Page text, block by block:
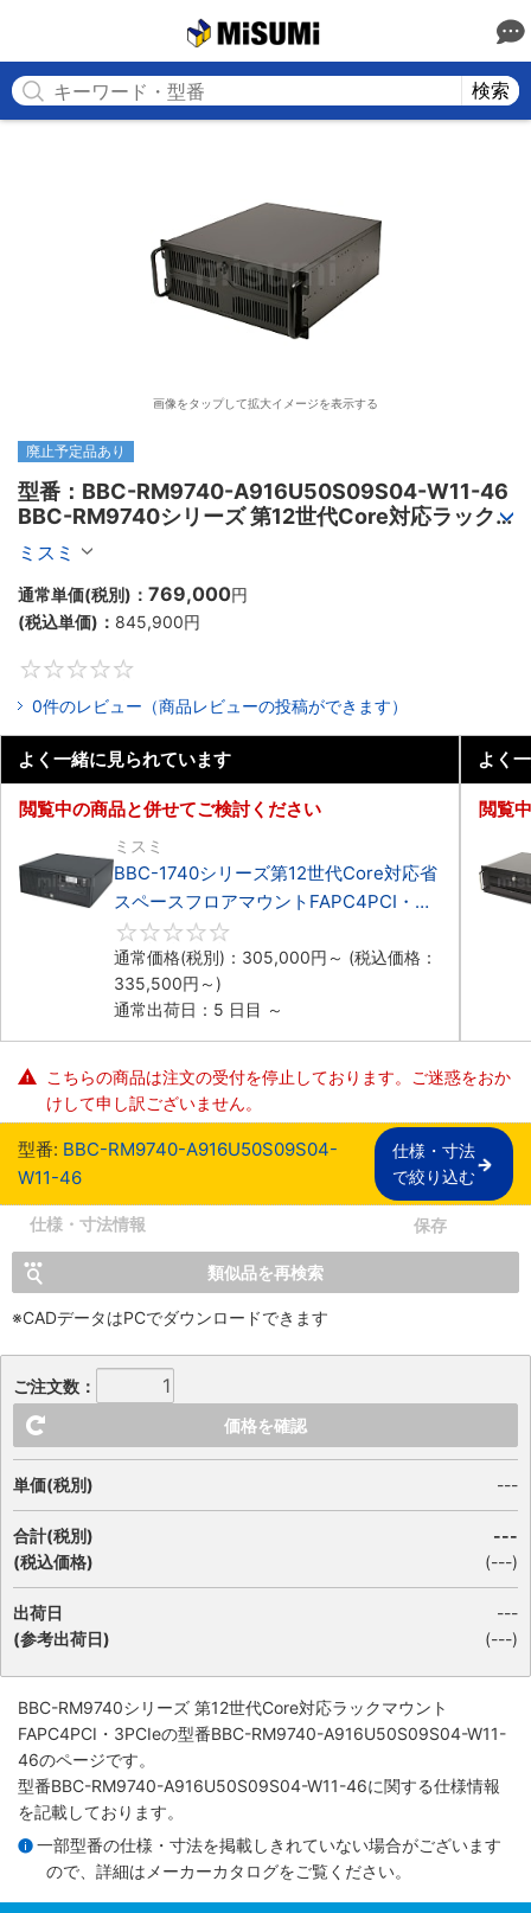
検索
画像をタップして拡大イメージを表示する
廃止予定品あり
型番：BBC-RM9740-A916U50S09S04-W11-46
BBC-RM9740シリーズ 第12世代Core対応ラック
マウントFAPC4PCI・3PCIe
ミスミ
通常単価(税別)： 769,000円
(税込単価)： 845,900円
0件のレビュー（商品レビューの投稿ができます）
よく一緒に見られています
閲覧中の商品と併せてご検討ください
ミスミ
BBC-1740シリーズ第12世代Core対応省
スペースフロアマウントFAPC4PCI・
3PCIe
通常価格(税別)： 305,000円 ～ (税込価格：
335,500円 ～)
通常出荷日：5 日目 ～
よく
閲覧
こちらの商品は注文の受付を停止しております。ご迷惑をおか
けして申し訳ございません。
型番: BBC-RM9740-A916U50S09S04-
W11-46
仕様・寸法
で絞り込む
仕様・寸法情報 保存
類似品を再検索
※CADデータはPCでダウンロードできます
ご注文数：
価格を確認
単価(税別) ---
合計(税別)
(税込価格)
---
(---)
出荷日
(参考出荷日)
---
(---)
BBC-RM9740シリーズ 第12世代Core対応ラックマウント
FAPC4PCI・3PCIeの型番BBC-RM9740-A916U50S09S04-W11-
46のページです。
型番BBC-RM9740-A916U50S09S04-W11-46に関する仕様情報
を記載しております。
一部型番の仕様・寸法を掲載しきれていない場合がございます
ので、詳細は メーカーカタログをご覧ください。